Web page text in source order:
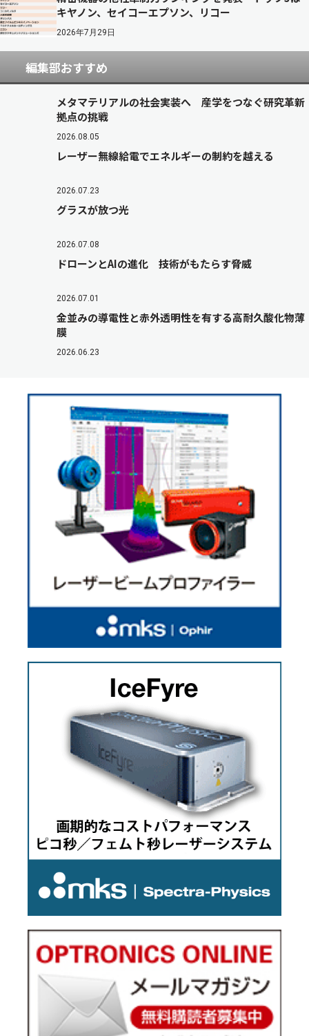
キヤノン、セイコーエプソン、リコー
2026年7月29日
編集部おすすめ
メタマテリアルの社会実装へ 産学をつなぐ研究革新
拠点の挑戦
2026.08.05
レーザー無線給電でエネルギーの制約を越える
2026.07.23
グラスが放つ光
2026.07.08
ドローンとAIの進化 技術がもたらす脅威
2026.07.01
金並みの導電性と赤外透明性を有する高耐久酸化物薄
膜
2026.06.23